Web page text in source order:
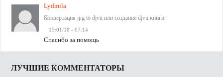
Lydmila
Конвертация jpg to djvu или создание djvu книги
15/01/18 - 07:14
Спасибо за помощь
ЛУЧШИЕ КОММЕНТАТОРЫ